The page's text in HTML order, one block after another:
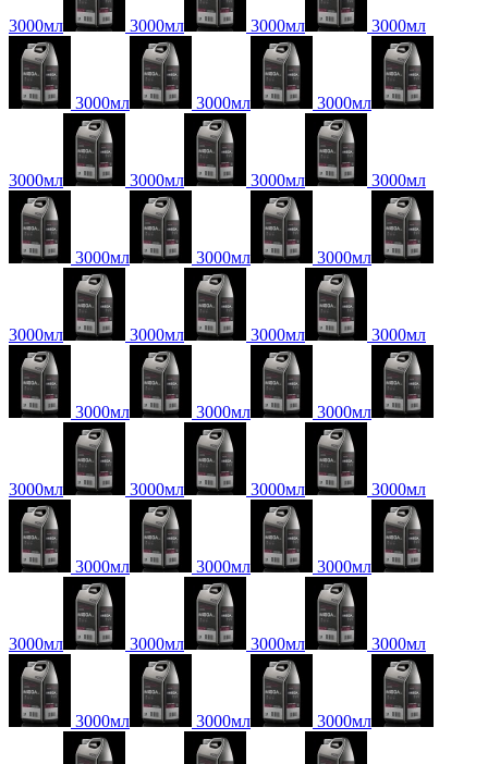
3000мл 3000мл 3000мл 3000мл
3000мл 3000мл 3000мл
3000мл 3000мл 3000мл 3000мл
3000мл 3000мл 3000мл
3000мл 3000мл 3000мл 3000мл
3000мл 3000мл 3000мл
3000мл 3000мл 3000мл 3000мл
3000мл 3000мл 3000мл
3000мл 3000мл 3000мл 3000мл
3000мл 3000мл 3000мл